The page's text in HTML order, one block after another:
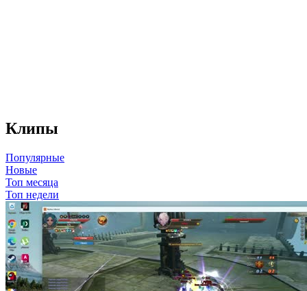
Клипы
Популярные
Новые
Топ месяца
Топ недели